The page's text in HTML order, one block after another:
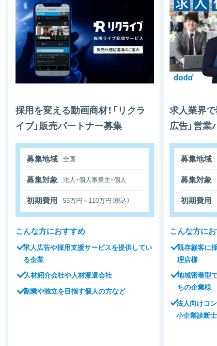
採用を変える動画商材！「リクラ
イブ」販売パートナー募集
募集地域 全国
募集対象 法人・個人事業主・個人
初期費用 55万円～110万円（税込）
こんな方におすすめ
求人広告や採用支援サービスを提供してい
る企業
人材紹介会社や人材派遣会社
副業や独立を目指す個人の方など
求人業界で
広告」営業
募集地域
募集対象
初期費用
こんな方に
既存顧客に
理店様
地域密着型
ちの企業様
法人向けコ
小企業診断